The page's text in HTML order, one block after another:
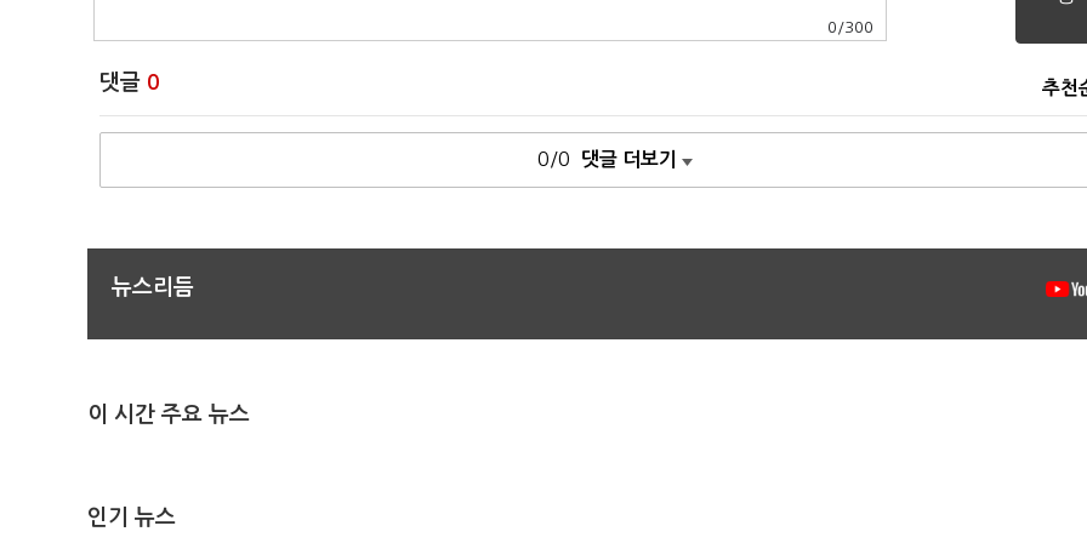
0 /300
댓글 0 추천
0/0 댓글 더보기
뉴스리듬
이 시간 주요 뉴스
인기 뉴스